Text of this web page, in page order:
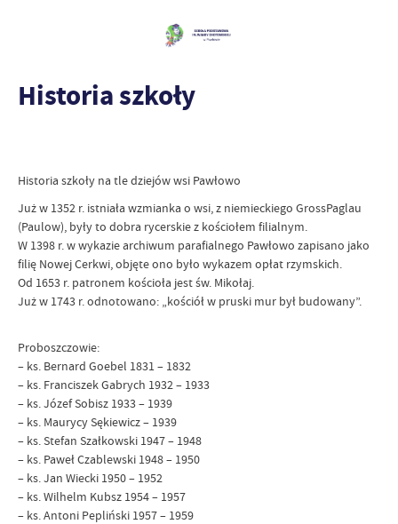
Historia szkoły
Historia szkoły na tle dziejów wsi Pawłowo
Już w 1352 r. istniała wzmianka o wsi, z niemieckiego GrossPaglau
(Paulow), były to dobra rycerskie z kościołem filialnym.
W 1398 r. w wykazie archiwum parafialnego Pawłowo zapisano jako
filię Nowej Cerkwi, objęte ono było wykazem opłat rzymskich.
Od 1653 r. patronem kościoła jest św. Mikołaj.
Już w 1743 r. odnotowano: „kościół w pruski mur był budowany”.
Proboszczowie:
– ks. Bernard Goebel 1831 – 1832
– ks. Franciszek Gabrych 1932 – 1933
– ks. Józef Sobisz 1933 – 1939
– ks. Maurycy Sękiewicz – 1939
– ks. Stefan Szałkowski 1947 – 1948
– ks. Paweł Czablewski 1948 – 1950
– ks. Jan Wiecki 1950 – 1952
– ks. Wilhelm Kubsz 1954 – 1957
– ks. Antoni Pepliński 1957 – 1959